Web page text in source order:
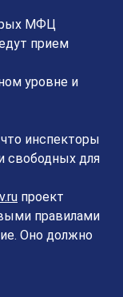
МФЦ
прием
уровне и
инспекторы
свободных для
проект
правилами
Оно должно